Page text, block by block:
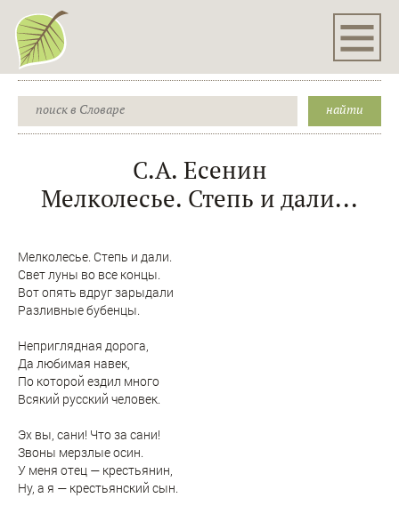
С.А. Есенин
Мелколесье. Степь и дали...
Мелколесье. Степь и дали.
Свет луны во все концы.
Вот опять вдруг зарыдали
Разливные бубенцы.
Неприглядная дорога,
Да любимая навек,
По которой ездил много
Всякий русский человек.
Эх вы, сани! Что за сани!
Звоны мерзлые осин.
У меня отец — крестьянин,
Ну, а я — крестьянский сын.